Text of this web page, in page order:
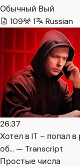
Обычный Вый
109
1 Russian
26:37
Хотел в IT – попал
об… — Transcript
Простые числа